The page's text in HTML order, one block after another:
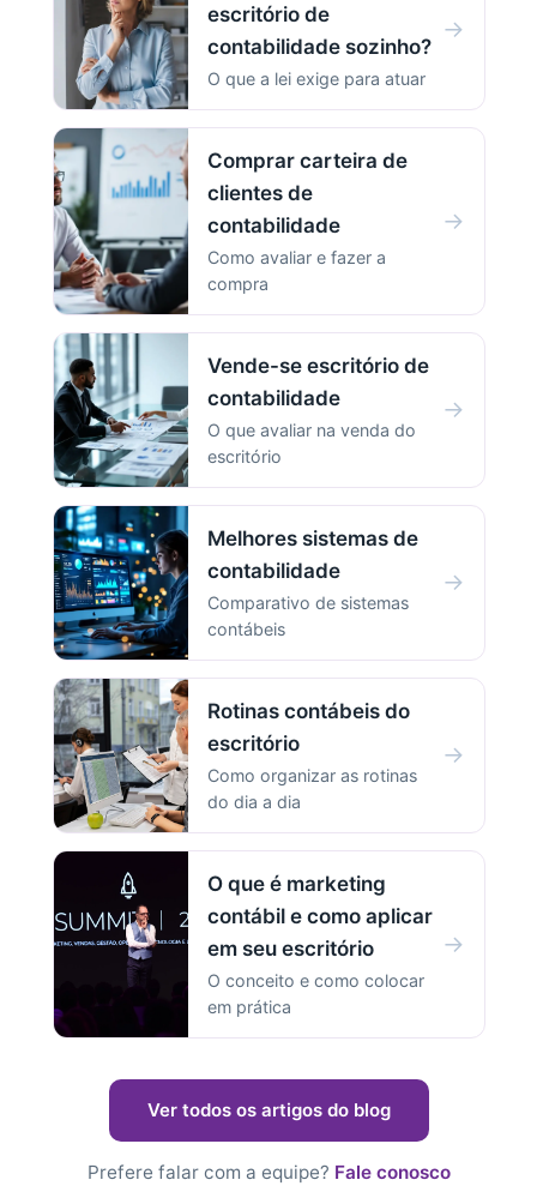
escritório de
contabilidade sozinho?
O que a lei exige para atuar
→
Comprar carteira de
clientes de
contabilidade
Como avaliar e fazer a
compra
→
Vende-se escritório de
contabilidade
O que avaliar na venda do
escritório
→
Melhores sistemas de
contabilidade
Comparativo de sistemas
contábeis
→
Rotinas contábeis do
escritório
Como organizar as rotinas
do dia a dia
→
O que é marketing
contábil e como aplicar
em seu escritório
O conceito e como colocar
em prática
→
Ver todos os artigos do blog
Prefere falar com a equipe? Fale conosco